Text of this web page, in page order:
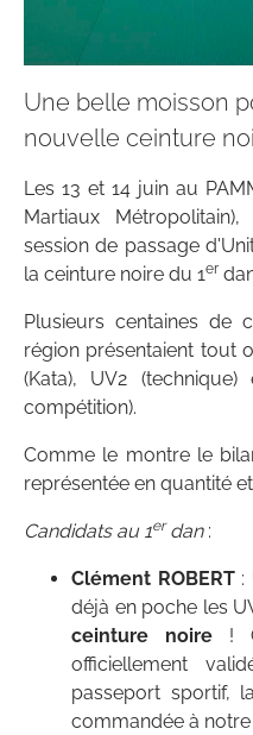
Une belle moisson
nouvelle ceinture
Les 13 et 14 juin au
Martiaux
session de passage
la ceinture noire du 1er
Plusieurs centaines de
région présentaient tout
(Kata), UV2
compétition).
Comme le montre le
représentée en quantité
Candidats au 1erdan:
Clément ROBERT:
déjà en poche les
ceinture noire!
officiellement
passeport sportif,
commandée à notre